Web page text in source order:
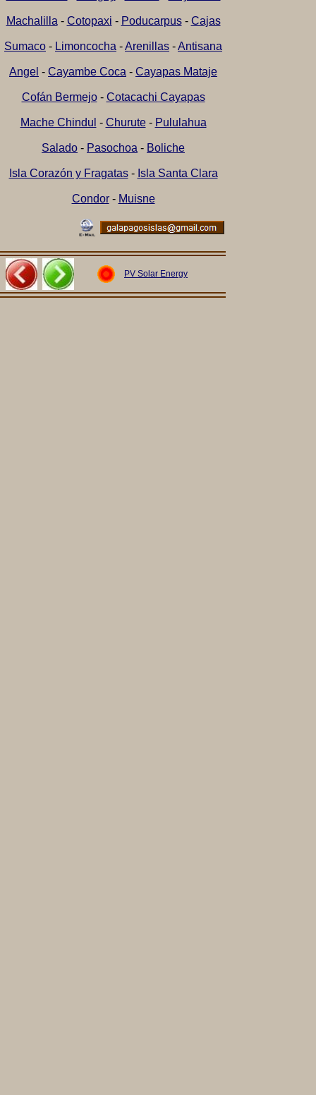
PV Solar Energy
Machalilla - Cotopaxi - Poducarpus- Cajas
Sumaco - Limoncocha -Arenillas -Antisana
Angel - Cayambe Coca - Cayapas Mataje
Cofán Bermejo- Cotacachi Cayapas
Mache Chindul - Churute- Pululahua
Salado - Pasochoa - Boliche
Isla Corazón y Fragatas- Isla Santa Clara
Condor- Muisne